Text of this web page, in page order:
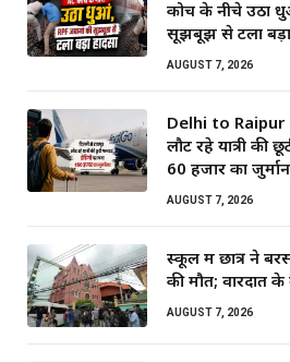
कोच के नीचे उठा
सूझबूझ से टला बड़ा
AUGUST 7, 2026
Delhi to Raipur
लौट रहे यात्री की
60 हजार का
AUGUST 7, 2026
स्कूल में छात्र ने
की मौत; वारदात के
AUGUST 7, 2026